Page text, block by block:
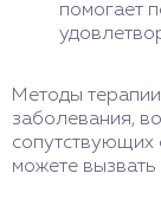
помогает
Методы
заболевания,
можете вызвать